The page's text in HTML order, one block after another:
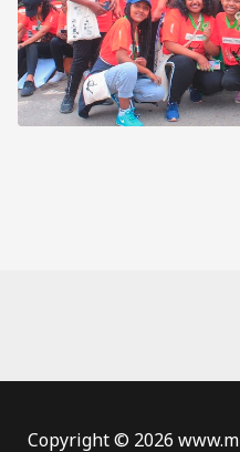
Copyright © 2026